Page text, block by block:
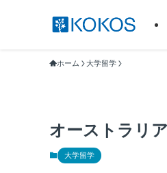
ホーム 大学留学
オーストラリ
大学留学